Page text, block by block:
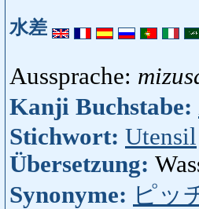
水差
Aussprache:
Kanji Buchstabe:
Stichwort: Utensil
Übersetzung:
Synonyme: ピッ